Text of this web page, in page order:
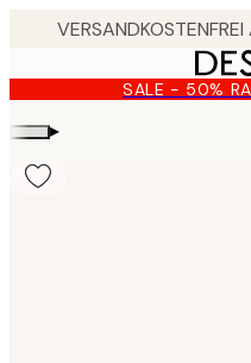
content.
SALE - 50%
▸